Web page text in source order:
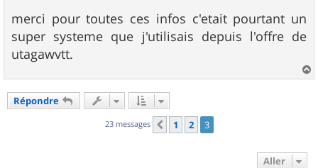
s
s
a
g
e
merci pour toutes ces infos c'etait pourtant un
super systeme que j'utilisais depuis l'offre de
utagawvtt.
a
Répondre
23 messages Précédent
1 2 3
Aller